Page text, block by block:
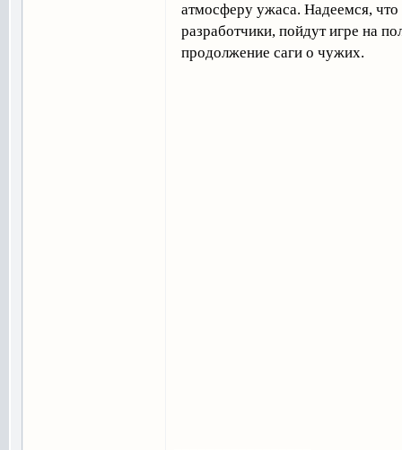
атмосферу ужаса. Надеемся, что
разработчики, пойдут игре на
продолжение саги о чужих.